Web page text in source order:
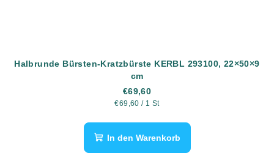
Halbrunde Bürsten-Kratzbürste KERBL 293100, 22×50×9
cm
€69,60
Verkaufspreis:
€69,60 / 1 St
In den Warenkorb